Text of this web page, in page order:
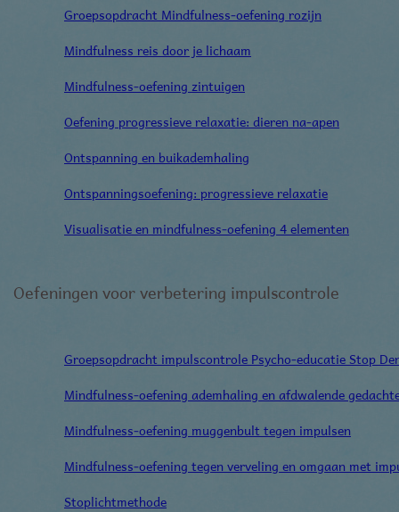
Groepsopdracht Mindfulness-oefening rozijn
Mindfulness reis door je lichaam
Mindfulness-oefening zintuigen
Oefening progressieve relaxatie: dieren na-apen
Ontspanning en buikademhaling
Ontspanningsoefening: progressieve relaxatie
Visualisatie en mindfulness-oefening 4 elementen
Oefeningen voor verbetering impulscontrole
Groepsopdracht impulscontrole Psycho-educatie Stop
Mindfulness-oefening ademhaling en afdwalende
Mindfulness-oefening muggenbult tegen impulsen
Mindfulness-oefening tegen verveling en omgaan met
Stoplichtmethode